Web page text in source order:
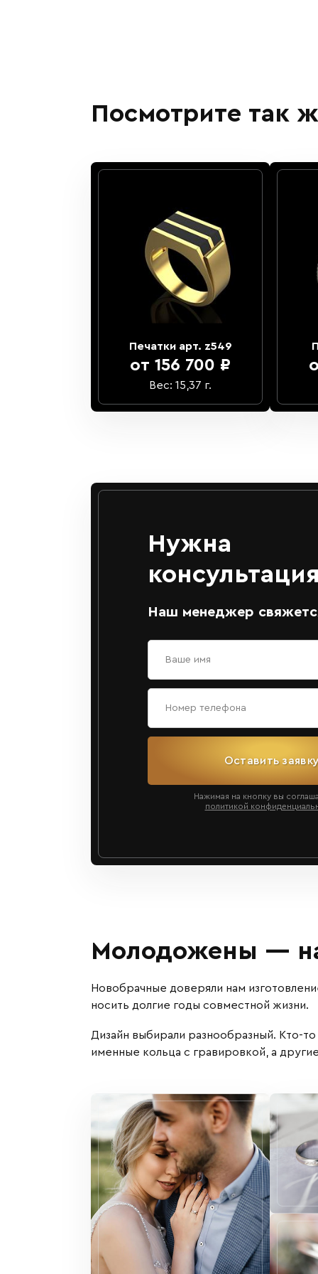
Посмотрите так
Печатки арт. z549
от 156 700 ₽
Вес: 15,37 г.
Нужна
Наш менеджер
Оставить
Нажимая на кнопку вы
политикой
Молодожены —
Новобрачные доверяли нам
носить долгие годы совместной жизни.
Дизайн выбирали разнообразный. Кто-
именные кольца с гравировкой, а